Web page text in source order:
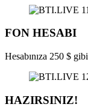
FON HESABI
Hesabınıza 250 $
HAZIRSINIZ!